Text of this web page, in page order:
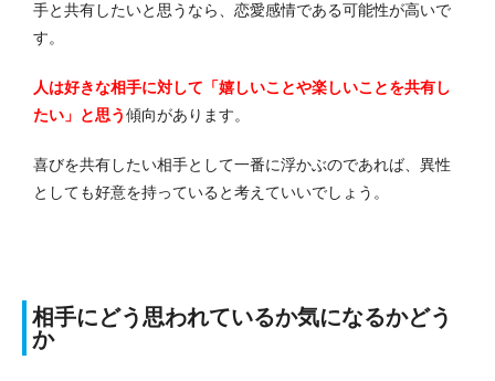
手と共有したいと思うなら、恋愛感情である可能性が高いで
す。
人は好きな相手に対して「嬉しいことや楽しいことを共有し
たい」と思う傾向があります。
喜びを共有したい相手として一番に浮かぶのであれば、異性
としても好意を持っていると考えていいでしょう。
相手にどう思われているか気になるかどう
か